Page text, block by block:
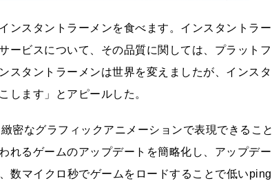
ンスタントラーメンを食べます。インスタントラー
ービスについて、その品質に関しては、プラットフ
スタントラーメンは世界を変えましたが、インスタ
します」とアピールした。
密なグラフィックアニメーションで表現できること
れるゲームのアップデートを簡略化し、アップデー
数マイクロ秒でゲームをロードすることで低いping